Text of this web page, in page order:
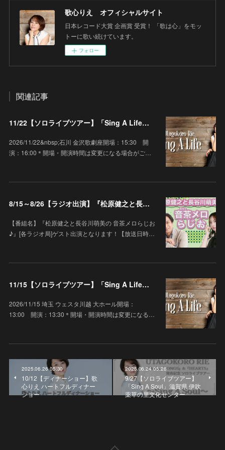
歌心りえ オフィシャルサイト
日本レコード大賞 企画賞 受賞！ 「歌は心」をモッ
トーに歌い続けています。
フォロー
関連記事
11/22【ソロライブツアー】「Sing A Life」石川 金沢歌劇座
2026/11/22&nbsp;石川 金沢歌劇座開場：15:30 開
演：16:00＊開場・開演時間は変更になる場合がご…
8/15～8/26【ラジオ出演】『松原健之と長谷川萌美の 音茶メロらじお♪』
【番組名】『松原健之と長谷川萌美の 音茶メロらじお
♪』[各ラジオ局]ゲスト出演となります！【放送日時…
11/15【ソロライブツアー】「Sing A Life」埼玉 ウェスタ川越 大ホール
2026/11/15 埼玉 ウェスタ川越 大ホール開場：
13:00 開演：13:30＊開場・開演時間は変更になる…
2025.06.26 05:30
10/12【ディナーショー】歌
心りえ ハートフルディナー
ショー
2025.06.24 05:28
9/27【ソロライブツアー】
「Sing A Soul」滋賀県 伊吹
薬草の里文化センター